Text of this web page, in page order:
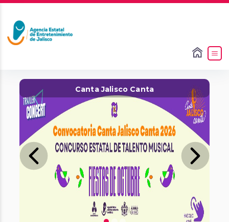
Slide 1 of 3
Canta Jalisco Canta
Previous Next